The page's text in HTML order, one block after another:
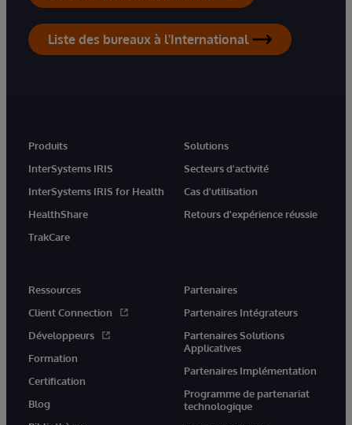
Liste des bureaux à l'International
Produits
InterSystems IRIS
InterSystems IRIS for Health
HealthShare
TrakCare
Solutions
Secteurs d'activité
Cas d'utilisation
Retours d'expérience réussie
Ressources
Client Connection
Développeurs
Formation
Certification
Blog
Partenaires
Partenaires Intégrateurs
Partenaires Solutions
Applicatives
Partenaires Implémentation
Programme de partenariat
technologique